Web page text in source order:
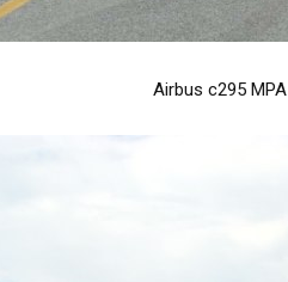
Airbus c295 MPA